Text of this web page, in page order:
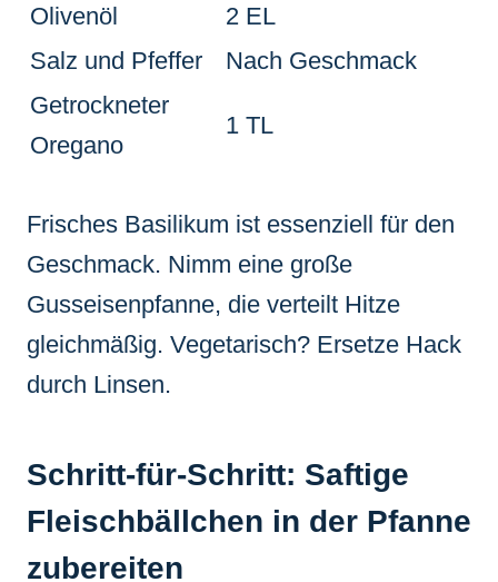
Olivenöl
2 EL
Salz und Pfeffer
Nach Geschmack
Getrockneter
Oregano
1 TL
Frisches Basilikum ist essenziell für den
Geschmack. Nimm eine große
Gusseisenpfanne, die verteilt Hitze
gleichmäßig. Vegetarisch? Ersetze Hack
durch Linsen.
Schritt-für-Schritt: Saftige
Fleischbällchen in der Pfanne
zubereiten